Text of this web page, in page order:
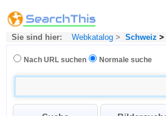
Sie sind hier: Webkatalog > Schweiz >
Nach URL suchen Normale suche